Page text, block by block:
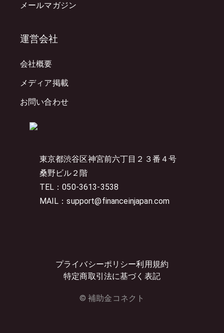
東京都渋谷区神宮前六丁目２３番４号
桑野ビル２階
TEL：050-3613-3538
MAIL：support@financeinjapan.com
プライバシーポリシー利用規約
特定商取引法に基づく表記
© 補助金コネクト
メールマガジン
運営会社
会社概要
メディア掲載
お問い合わせ